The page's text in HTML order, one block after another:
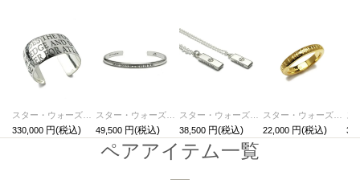
スター・ウォーズ"STARWARS™"メッセージバングルL/ブレスレット
330,000
スター・ウォーズ"STARWARS™"メッセージバングルS/ブレスレット
49,500
スター・ウォーズ"STARWARS™"メッセージペアネックレス
38,500
スター・ウォーズ"STARWARS™"メッセージリングS/指輪・ペアリング
22,000
ペアアイテム一覧